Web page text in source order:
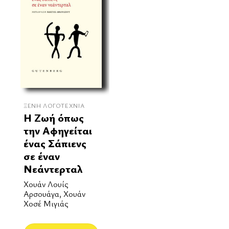
ΞΈΝΗ ΛΟΓΟΤΕΧΝΊΑ
Η Ζωή όπως
την Αφηγείται
ένας Σάπιενς
σε έναν
Νεάντερταλ
Χουάν Λουίς
Αρσουάγα, Χουάν
Χοσέ Μιγιάς